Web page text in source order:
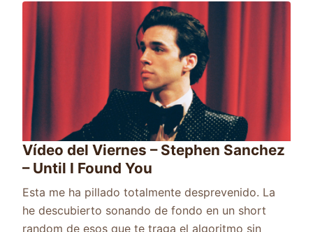
Vídeo del Viernes – Stephen Sanchez
– Until I Found You
Esta me ha pillado totalmente desprevenido. La
he descubierto sonando de fondo en un short
random de esos que te traga el algoritmo sin